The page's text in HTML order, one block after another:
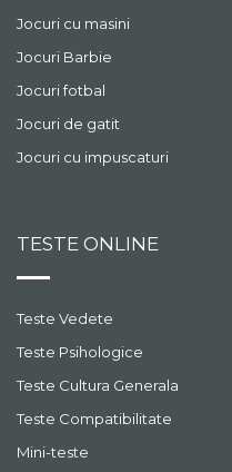
Jocuri cu masini
Jocuri Barbie
Jocuri fotbal
Jocuri de gatit
Jocuri cu impuscaturi
TESTE ONLINE
Teste Vedete
Teste Psihologice
Teste Cultura Generala
Teste Compatibilitate
Mini-teste